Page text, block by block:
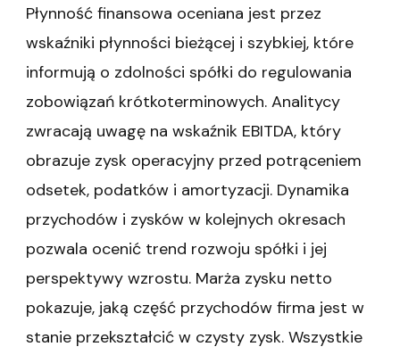
Płynność finansowa oceniana jest przez
wskaźniki płynności bieżącej i szybkiej, które
informują o zdolności spółki do regulowania
zobowiązań krótkoterminowych. Analitycy
zwracają uwagę na wskaźnik EBITDA, który
obrazuje zysk operacyjny przed potrąceniem
odsetek, podatków i amortyzacji. Dynamika
przychodów i zysków w kolejnych okresach
pozwala ocenić trend rozwoju spółki i jej
perspektywy wzrostu. Marża zysku netto
pokazuje, jaką część przychodów firma jest w
stanie przekształcić w czysty zysk. Wszystkie